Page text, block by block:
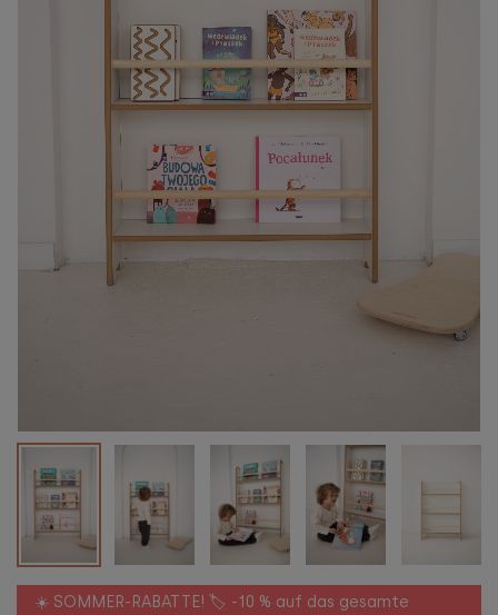
☀️ SOMMER-RABATTE! 🏷️ -10 % auf das gesamte